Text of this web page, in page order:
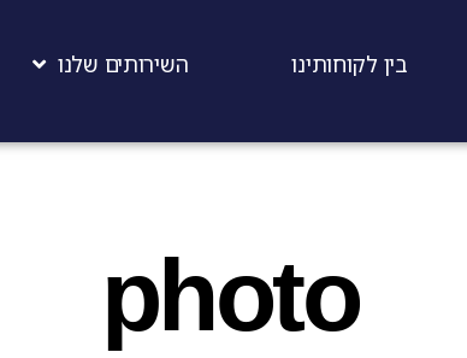
בין לקוחותינו השירותים שלנו
photo